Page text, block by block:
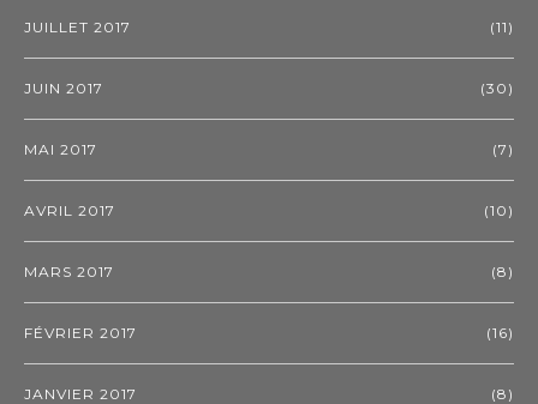
JUILLET 2017 (11)
JUIN 2017 (30)
MAI 2017 (7)
AVRIL 2017 (10)
MARS 2017 (8)
FÉVRIER 2017 (16)
JANVIER 2017 (8)